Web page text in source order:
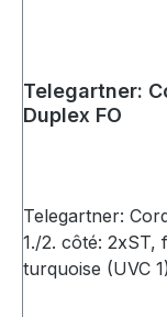
Telegartner:
Duplex FO
Telegartner:
1./2. côté: 2xST,
turquoise (UVC 1)